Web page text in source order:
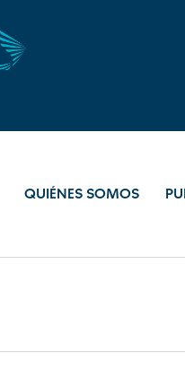
QUIÉNES SOMOS